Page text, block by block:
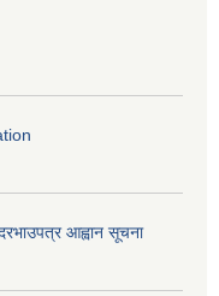
आह्वान सूचना